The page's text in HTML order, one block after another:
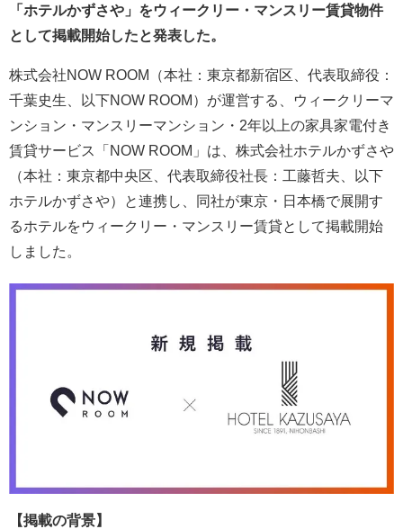
「ホテルかずさや」をウィークリー・マンスリー賃貸物件
として掲載開始したと発表した。
株式会社NOW ROOM（本社：東京都新宿区、代表取締役：
千葉史生、以下NOW ROOM）が運営する、ウィークリーマ
ンション・マンスリーマンション・2年以上の家具家電付き
賃貸サービス「NOW ROOM」は、株式会社ホテルかずさや
（本社：東京都中央区、代表取締役社長：工藤哲夫、以下
ホテルかずさや）と連携し、同社が東京・日本橋で展開す
るホテルをウィークリー・マンスリー賃貸として掲載開始
しました。
【掲載の背景】